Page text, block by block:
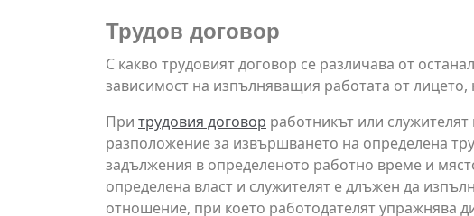
Трудов договор
С какво трудовият договор се различава от
зависимост на изпълняващия работата от лицето,
При трудовия договор работникът или
разположение за извършването на определена
задължения в определеното работно време и
определена власт и служителят е длъжен да
отношение, при което работодателят упражнява